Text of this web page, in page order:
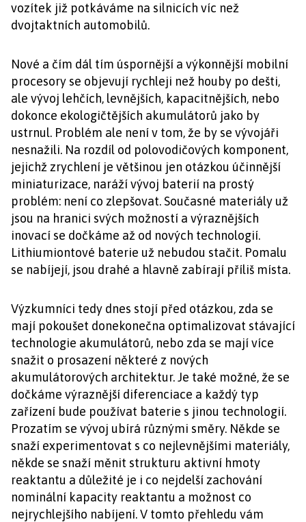
vozítek již potkáváme na silnicích víc než
dvojtaktních automobilů.
Nové a čím dál tím úspornější a výkonnější mobilní
procesory se objevují rychleji než houby po dešti,
ale vývoj lehčích, levnějších, kapacitnějších, nebo
dokonce ekologičtějších akumulátorů jako by
ustrnul. Problém ale není v tom, že by se vývojáři
nesnažili. Na rozdíl od polovodičových komponent,
jejichž zrychlení je většinou jen otázkou účinnější
miniaturizace, naráží vývoj baterií na prostý
problém: není co zlepšovat. Současné materiály už
jsou na hranici svých možností a výraznějších
inovací se dočkáme až od nových technologií.
Lithiumiontové baterie už nebudou stačit. Pomalu
se nabíjejí, jsou drahé a hlavně zabírají příliš místa.
Výzkumníci tedy dnes stojí před otázkou, zda se
mají pokoušet donekonečna optimalizovat stávající
technologie akumulátorů, nebo zda se mají více
snažit o prosazení některé z nových
akumulátorových architektur. Je také možné, že se
dočkáme výraznější diferenciace a každý typ
zařízení bude používat baterie s jinou technologií.
Prozatím se vývoj ubírá různými směry. Někde se
snaží experimentovat s co nejlevnějšími materiály,
někde se snaží měnit strukturu aktivní hmoty
reaktantu a důležité je i co nejdelší zachování
nominální kapacity reaktantu a možnost co
nejrychlejšího nabíjení. V tomto přehledu vám